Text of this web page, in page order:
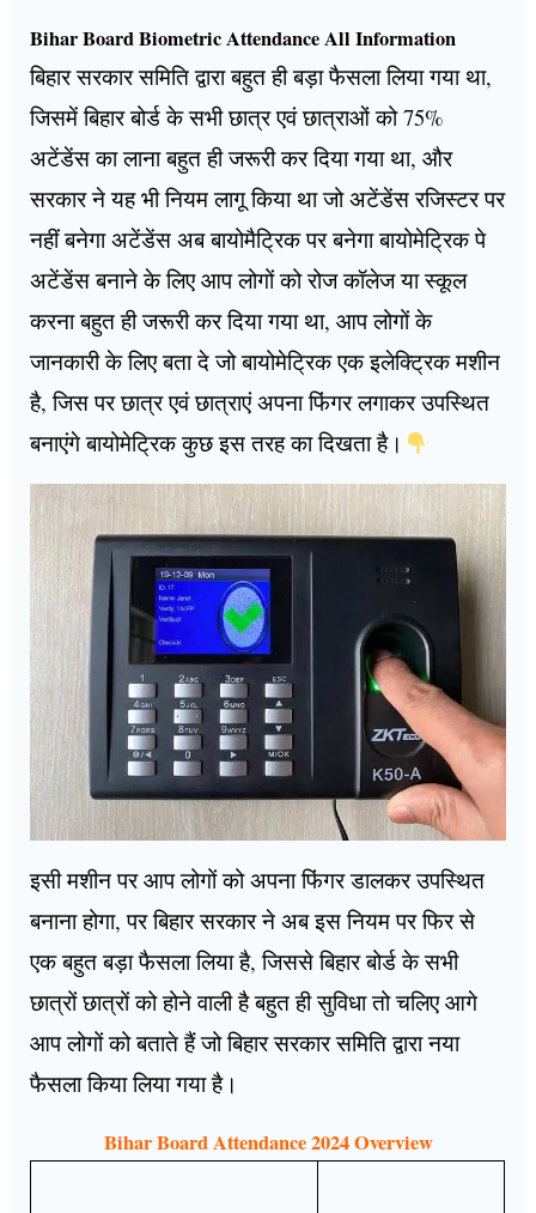
Bihar Board Biometric Attendance All Information
बिहार सरकार समिति द्वारा बहुत ही बड़ा फैसला लिया गया था,
जिसमें बिहार बोर्ड के सभी छात्र एवं छात्राओं को 75%
अटेंडेंस का लाना बहुत ही जरूरी कर दिया गया था, और
सरकार ने यह भी नियम लागू किया था जो अटेंडेंस रजिस्टर पर
नहीं बनेगा अटेंडेंस अब बायोमैट्रिक पर बनेगा बायोमेट्रिक पे
अटेंडेंस बनाने के लिए आप लोगों को रोज कॉलेज या स्कूल
करना बहुत ही जरूरी कर दिया गया था, आप लोगों के
जानकारी के लिए बता दे जो बायोमेट्रिक एक इलेक्ट्रिक मशीन
है, जिस पर छात्र एवं छात्राएं अपना फिंगर लगाकर उपस्थित
बनाएंगे बायोमेट्रिक कुछ इस तरह का दिखता है।
इसी मशीन पर आप लोगों को अपना फिंगर डालकर उपस्थित
बनाना होगा, पर बिहार सरकार ने अब इस नियम पर फिर से
एक बहुत बड़ा फैसला लिया है, जिससे बिहार बोर्ड के सभी
छात्रों छात्रों को होने वाली है बहुत ही सुविधा तो चलिए आगे
आप लोगों को बताते हैं जो बिहार सरकार समिति द्वारा नया
फैसला किया लिया गया है।
Bihar Board Attendance 2024 Overview